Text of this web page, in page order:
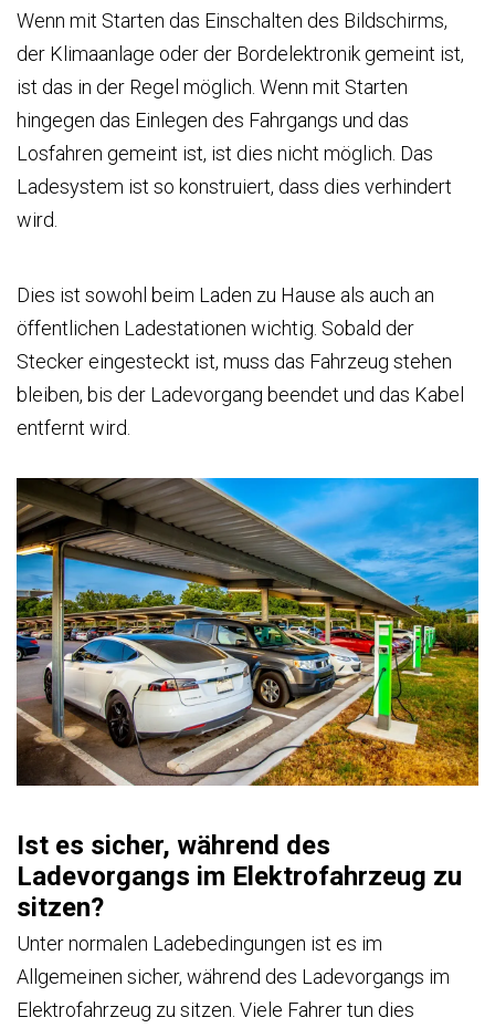
Wenn mit Starten das Einschalten des Bildschirms,
der Klimaanlage oder der Bordelektronik gemeint ist,
ist das in der Regel möglich. Wenn mit Starten
hingegen das Einlegen des Fahrgangs und das
Losfahren gemeint ist, ist dies nicht möglich. Das
Ladesystem ist so konstruiert, dass dies verhindert
wird.
Dies ist sowohl beim Laden zu Hause als auch an
öffentlichen Ladestationen wichtig. Sobald der
Stecker eingesteckt ist, muss das Fahrzeug stehen
bleiben, bis der Ladevorgang beendet und das Kabel
entfernt wird.
Ist es sicher, während des
Ladevorgangs im Elektrofahrzeug zu
sitzen?
Unter normalen Ladebedingungen ist es im
Allgemeinen sicher, während des Ladevorgangs im
Elektrofahrzeug zu sitzen. Viele Fahrer tun dies